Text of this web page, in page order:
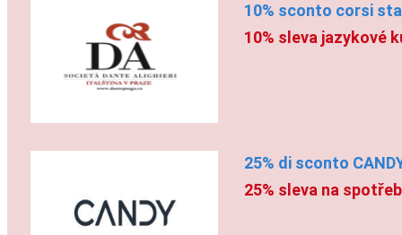
10% sconto corsi
10% sleva jazykové
25% di sconto
25% sleva na